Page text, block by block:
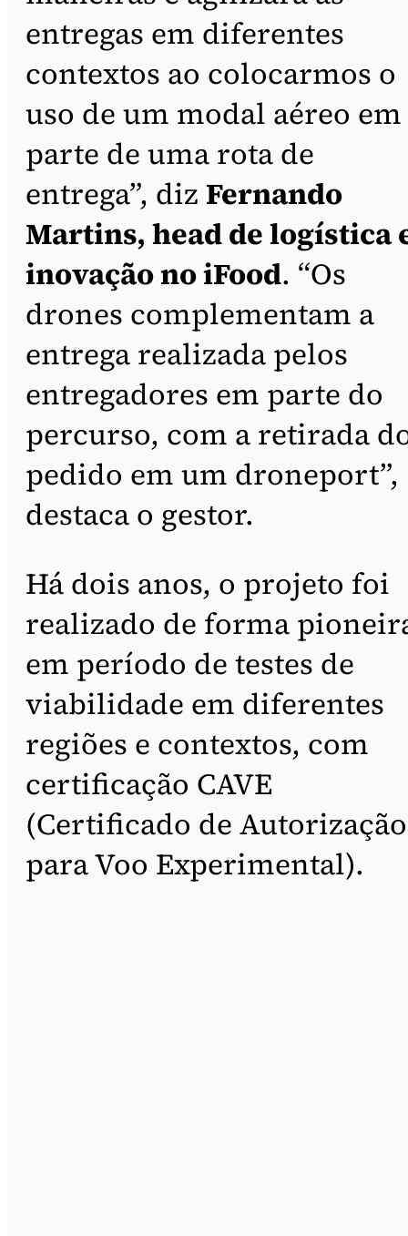
entregas em diferentes
contextos ao colocarmos o
uso de um modal aéreo em
parte de uma rota de
entrega”, diz Fernando
Martins, head de logística
inovação no iFood. “Os
drones complementam a
entrega realizada pelos
entregadores em parte do
percurso, com a retirada
pedido em um droneport”,
destaca o gestor.
Há dois anos, o projeto foi
realizado de forma
em período de testes de
viabilidade em diferentes
regiões e contextos, com
certificação CAVE
(Certificado de Autorização
para Voo Experimental).